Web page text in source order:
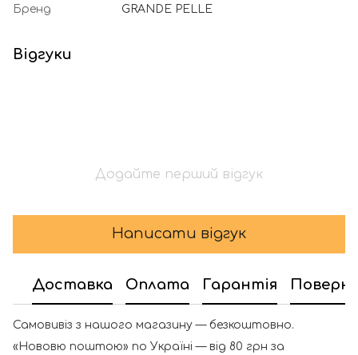
Бренд
GRANDE PELLE
Відгуки
Додайте перший відгук
Написати відгук
Доставка Оплата Гарантія
Самовивіз з нашого магазину — безкоштовно.
«Нововю поштою» по Україні — від 80 грн за